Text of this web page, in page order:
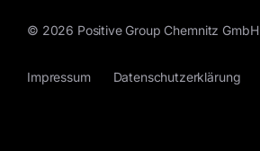
© 2026 Positive Group Chemnitz GmbH
Impressum Datenschutzerklärung